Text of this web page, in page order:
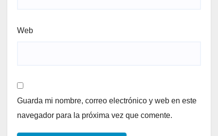
Web
Guarda mi nombre, correo electrónico y web en este
navegador para la próxima vez que comente.